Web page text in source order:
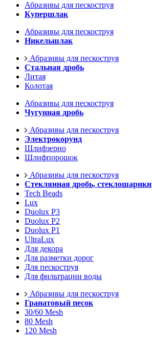
Абразивы для пескоструя
Купершлак
Абразивы для пескоструя
Никельшлак
Абразивы для пескоструя
Стальная дробь
Литая
Колотая
Абразивы для пескоструя
Чугунная дробь
Абразивы для пескоструя
Электрокорунд
Шлифзерно
Шлифпорошок
Абразивы для пескоструя
Стеклянная дробь, стеклошарики
Tech Beads
Lux
Duolux P3
Duolux P2
Duolux P1
UltraLux
Для декора
Для разметки дорог
Для пескоструя
Для фильтрации воды
Абразивы для пескоструя
Гранатовый песок
30/60 Mesh
80 Mesh
120 Mesh